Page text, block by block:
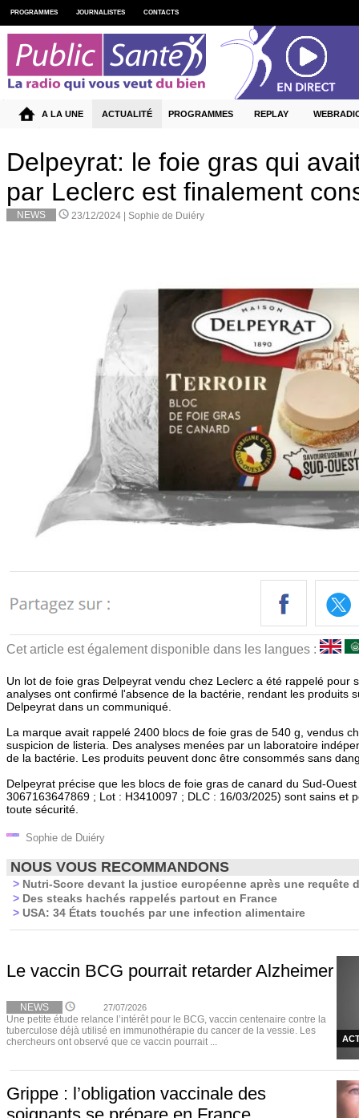
Delpeyrat: le foie gras qui
par Leclerc est finalement
NEWS 23/12/2024 | Sophie de Duiéry
Cet article est également disponible dans les langues :
Un lot de foie gras Delpeyrat vendu chez Leclerc a été rappelé pour
analyses ont confirmé l'absence de la bactérie, rendant les produits
Delpeyrat dans un communiqué.
La marque avait rappelé 2400 blocs de foie gras de 540 g, vendus
suspicion de listeria. Des analyses menées par un laboratoire
de la bactérie. Les produits peuvent donc être consommés sans
Delpeyrat précise que les blocs de foie gras de canard du Sud-
3067163647869 ; Lot : H3410097 ; DLC : 16/03/2025) sont sains et
toute sécurité.
Sophie de Duiéry
NOUS VOUS RECOMMANDONS
> Nutri-Score devant la justice européenne après une requête
> Des steaks hachés rappelés partout en France
> USA: 34 États touchés par une infection alimentaire
Le vaccin BCG pourrait retarder Alzheimer
NEWS 27/07/2026
Une petite étude relance l’intérêt pour le BCG, vaccin centenaire contre la
tuberculose déjà utilisé en immunothérapie du cancer de la vessie. Les
chercheurs ont observé que ce vaccin pourrait ...
Grippe : l’obligation vaccinale des
PROGRAMMES JOURNALISTES CONTACTS
A LA UNE ACTUALITÉ PROGRAMMES REPLAY